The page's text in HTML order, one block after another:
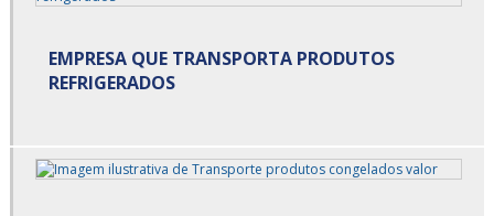
Armazenagem para alimentos refrigerados são paulo
Armazenagem para alimentos refrigerados valor
Armazenamento cross docking
EMPRESA QUE TRANSPORTA PRODUTOS
REFRIGERADOS